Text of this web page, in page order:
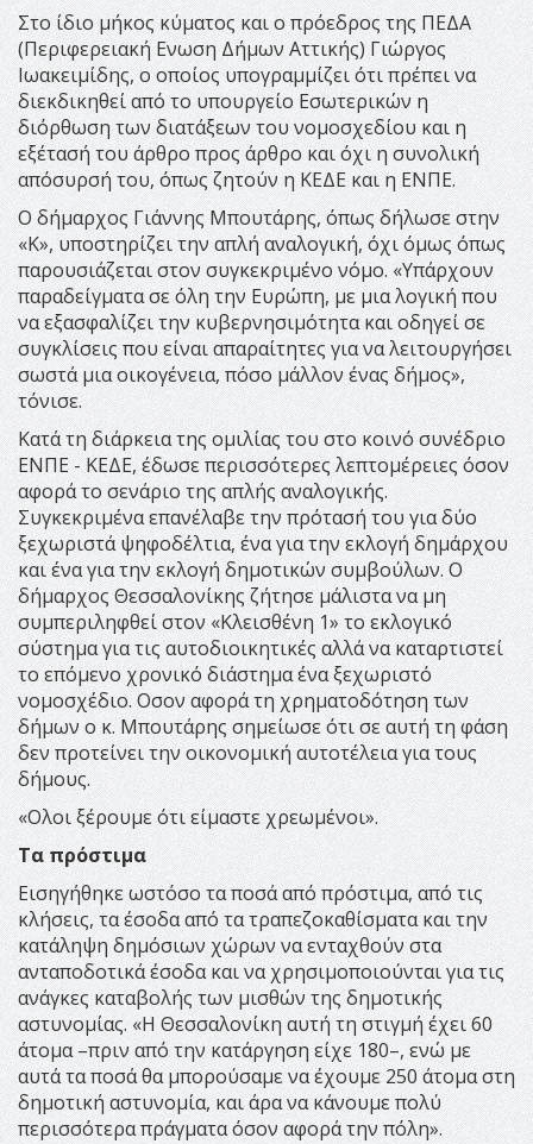
Στο ίδιο μήκος κύματος και ο πρόεδρος της ΠΕΔΑ
(Περιφερειακή Ενωση Δήμων Αττικής) Γιώργος
Ιωακειμίδης, ο οποίος υπογραμμίζει ότι πρέπει να
διεκδικηθεί από το υπουργείο Εσωτερικών η
διόρθωση των διατάξεων του νομοσχεδίου και η
εξέτασή του άρθρο προς άρθρο και όχι η συνολική
απόσυρσή του, όπως ζητούν η ΚΕΔΕ και η ΕΝΠΕ.
Ο δήμαρχος Γιάννης Μπουτάρης, όπως δήλωσε στην
«Κ», υποστηρίζει την απλή αναλογική, όχι όμως όπως
παρουσιάζεται στον συγκεκριμένο νόμο. «Υπάρχουν
παραδείγματα σε όλη την Ευρώπη, με μια λογική που
να εξασφαλίζει την κυβερνησιμότητα και οδηγεί σε
συγκλίσεις που είναι απαραίτητες για να λειτουργήσει
σωστά μια οικογένεια, πόσο μάλλον ένας δήμος»,
τόνισε.
Κατά τη διάρκεια της ομιλίας του στο κοινό συνέδριο
ΕΝΠΕ - ΚΕΔΕ, έδωσε περισσότερες λεπτομέρειες όσον
αφορά το σενάριο της απλής αναλογικής.
Συγκεκριμένα επανέλαβε την πρότασή του για δύο
ξεχωριστά ψηφοδέλτια, ένα για την εκλογή δημάρχου
και ένα για την εκλογή δημοτικών συμβούλων. Ο
δήμαρχος Θεσσαλονίκης ζήτησε μάλιστα να μη
συμπεριληφθεί στον «Κλεισθένη 1» το εκλογικό
σύστημα για τις αυτοδιοικητικές αλλά να καταρτιστεί
το επόμενο χρονικό διάστημα ένα ξεχωριστό
νομοσχέδιο. Οσον αφορά τη χρηματοδότηση των
δήμων ο κ. Μπουτάρης σημείωσε ότι σε αυτή τη φάση
δεν προτείνει την οικονομική αυτοτέλεια για τους
δήμους.
«Ολοι ξέρουμε ότι είμαστε χρεωμένοι».
Τα πρόστιμα
Εισηγήθηκε ωστόσο τα ποσά από πρόστιμα, από τις
κλήσεις, τα έσοδα από τα τραπεζοκαθίσματα και την
κατάληψη δημόσιων χώρων να ενταχθούν στα
ανταποδοτικά έσοδα και να χρησιμοποιούνται για τις
ανάγκες καταβολής των μισθών της δημοτικής
αστυνομίας. «Η Θεσσαλονίκη αυτή τη στιγμή έχει 60
άτομα –πριν από την κατάργηση είχε 180–, ενώ με
αυτά τα ποσά θα μπορούσαμε να έχουμε 250 άτομα στη
δημοτική αστυνομία, και άρα να κάνουμε πολύ
περισσότερα πράγματα όσον αφορά την πόλη».